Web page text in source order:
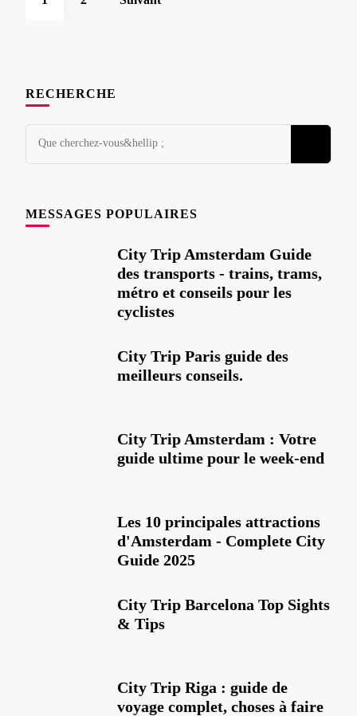
RECHERCHE
Vous
cherchez
?
MESSAGES POPULAIRES
City Trip Amsterdam Guide
des transports - trains, trams,
métro et conseils pour les
cyclistes
City Trip Paris guide des
meilleurs conseils.
City Trip Amsterdam : Votre
guide ultime pour le week-end
Les 10 principales attractions
d'Amsterdam - Complete City
Guide 2025
City Trip Barcelona Top Sights
& Tips
City Trip Riga : guide de
voyage complet, choses à faire